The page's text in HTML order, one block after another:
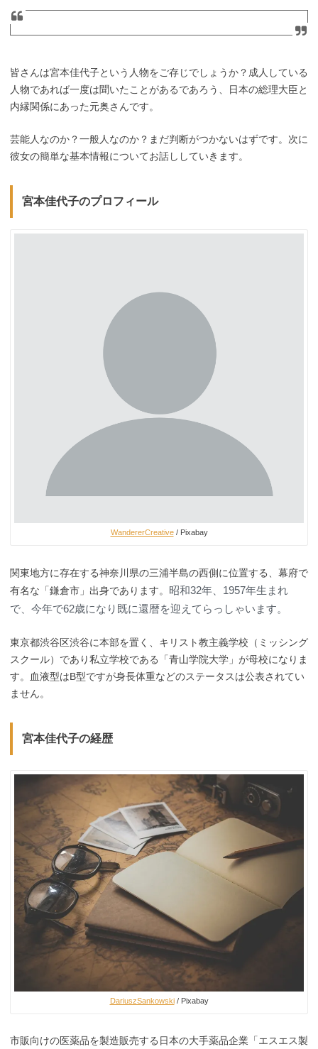
皆さんは宮本佳代子という人物をご存じでしょうか？成人している
人物であれば一度は聞いたことがあるであろう、日本の総理大臣と
内縁関係にあった元奥さんです。
芸能人なのか？一般人なのか？まだ判断がつかないはずです。次に
彼女の簡単な基本情報についてお話ししていきます。
宮本佳代子のプロフィール
WandererCreative/ Pixabay
関東地方に存在する神奈川県の三浦半島の西側に位置する、幕府で
有名な「鎌倉市」出身であります。 昭和32年、1957年生まれ
で、今年で62歳になり既に還暦を迎えてらっしゃいます。
東京都渋谷区渋谷に本部を置く、キリスト教主義学校（ミッシング
スクール）であり私立学校である「青山学院大学」が母校になりま
す。血液型はB型ですが身長体重などのステータスは公表されてい
ません。
宮本佳代子の経歴
DariuszSankowski/ Pixabay
市販向けの医薬品を製造販売する日本の大手薬品企業「エスエス製